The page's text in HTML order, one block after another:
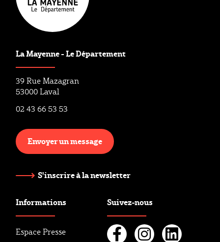
La Mayenne - Le Département
39 Rue Mazagran
53000 Laval
02 43 66 53 53
Envoyer un message
S'inscrire à la newsletter
Informations
Espace Presse
Suivez-nous